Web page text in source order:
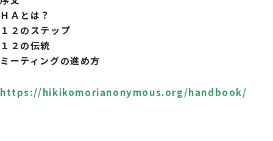
ＨＡとは？
１２のステップ
１２の伝統
ミーティングの進め方
https://hikikomorianonymous.org/handbook/